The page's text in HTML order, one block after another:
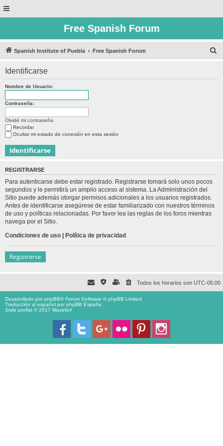
Free Spanish Forum
Spanish Institute of Puebla Free Spanish Forum
Identificarse
Nombre de Usuario:
Contraseña:
Olvidé mi contraseña
Recordar
Ocultar mi estado de conexión en esta sesión
REGISTRARSE
Para autenticarse debe estar registrado. Registrarse tomará solo unos pocos
segundos y le permitirá un amplio acceso al sistema. La Administración del
Sitio puede además otorgar permisos adicionales a los usuarios registrados.
Antes de identificarse asegúrese de estar familiarizado con nuestros términos
de uso y políticas relacionadas. Por favor lea las reglas de los foros mientras
navega por el Sitio.
Condiciones de uso | Política de privacidad
Registrarse
Todos los horarios son UTC-05:00
Desarrollado porphpBB® Forum Software © phpBB Limited
Traducción al español porphpBB España
Style proflat © 2017 Mazeltof